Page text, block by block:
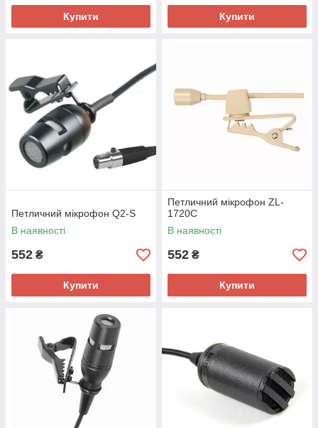
Купити Купити
Петличний мікрофон Q2-S
В наявності
552 ₴
Купити
Петличний мікрофон ZL-
1720C
В наявності
552 ₴
Купити